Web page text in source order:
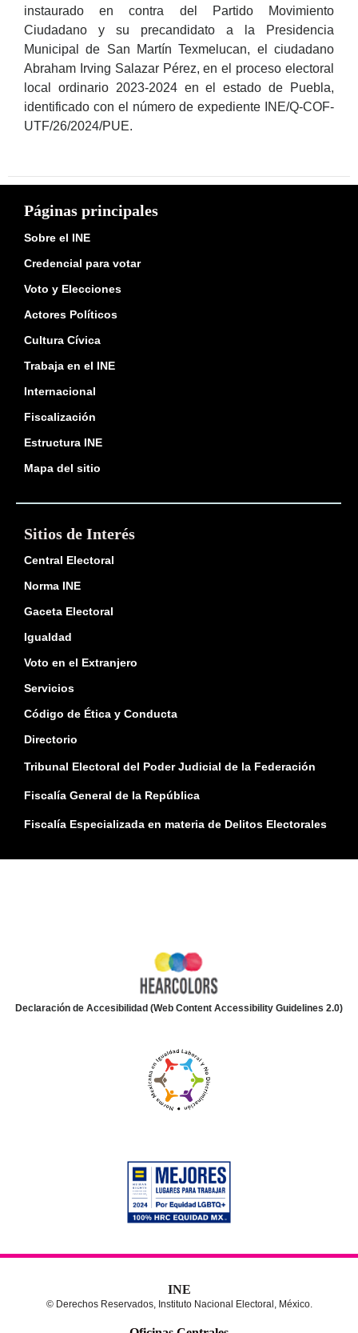
instaurado en contra del Partido Movimiento
Ciudadano y su precandidato a la Presidencia
Municipal de San Martín Texmelucan, el ciudadano
Abraham Irving Salazar Pérez, en el proceso electoral
local ordinario 2023-2024 en el estado de Puebla,
identificado con el número de expediente INE/Q-COF-
UTF/26/2024/PUE.
Páginas principales
Sobre el INE
Credencial para votar
Voto y Elecciones
Actores Políticos
Cultura Cívica
Trabaja en el INE
Internacional
Fiscalización
Estructura INE
Mapa del sitio
Sitios de Interés
Central Electoral
Norma INE
Gaceta Electoral
Igualdad
Voto en el Extranjero
Servicios
Código de Ética y Conducta
Directorio
Tribunal Electoral del Poder Judicial de la Federación
Fiscalía General de la República
Fiscalía Especializada en materia de Delitos Electorales
Declaración de Accesibilidad (Web Content Accessibility Guidelines 2.0)
INE
© Derechos Reservados, Instituto Nacional Electoral, México.